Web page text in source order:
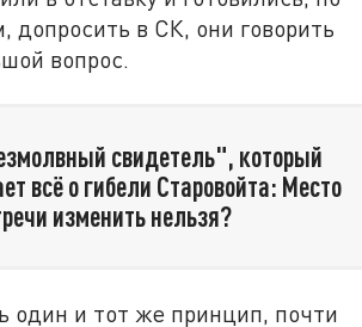
в СК, они говорить
вопрос.
свидетель", который
всё о гибели Старовойта: Место
изменить нельзя?
один и тот же принцип, почти